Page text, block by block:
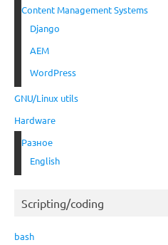
Content Management Systems
Django
AEM
WordPress
GNU/Linux utils
Hardware
Разное
English
Scripting/coding
bash